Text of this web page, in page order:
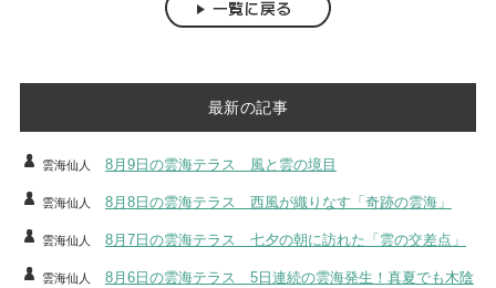
最新の記事
雲海仙人 8月9日の雲海テラス 風と雲の境目
雲海仙人 8月8日の雲海テラス 西風が織りなす「奇跡の雲海」
雲海仙人 8月7日の雲海テラス 七夕の朝に訪れた「雲の交差点」
雲海仙人
8月6日の雲海テラス 5日連続の雲海発生！真夏でも木陰